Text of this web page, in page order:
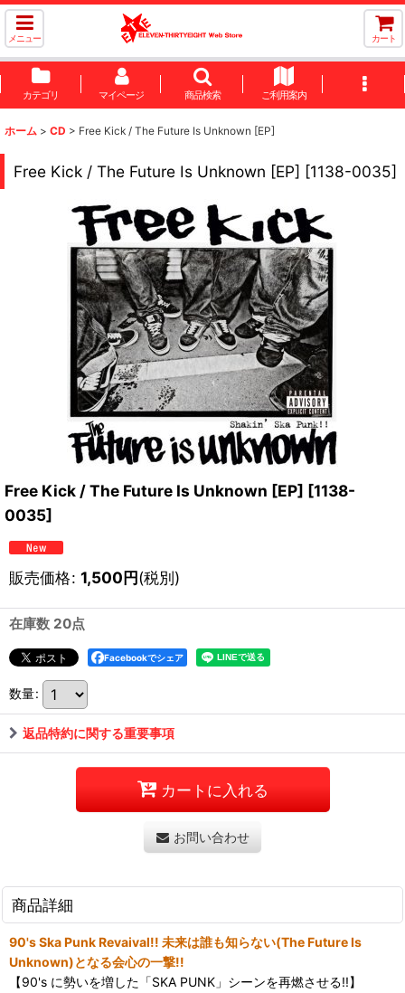
メニュー カート
カテゴリ マイページ 商品検索 ご利用案内
ホーム > CD > Free Kick / The Future Is Unknown [EP]
Free Kick / The Future Is Unknown [EP] [1138-0035]
Free Kick / The Future Is Unknown [EP] [1138-
0035]
販売価格: 1,500円(税別)
在庫数 20点
Facebookでシェア
数量:
返品特約に関する重要事項
カートに入れる
お問い合わせ
商品詳細
90's Ska Punk Revaival!! 未来は誰も知らない(The Future Is
Unknown)となる会心の一撃!!
【90's に勢いを増した「SKA PUNK」シーンを再燃させる!!】